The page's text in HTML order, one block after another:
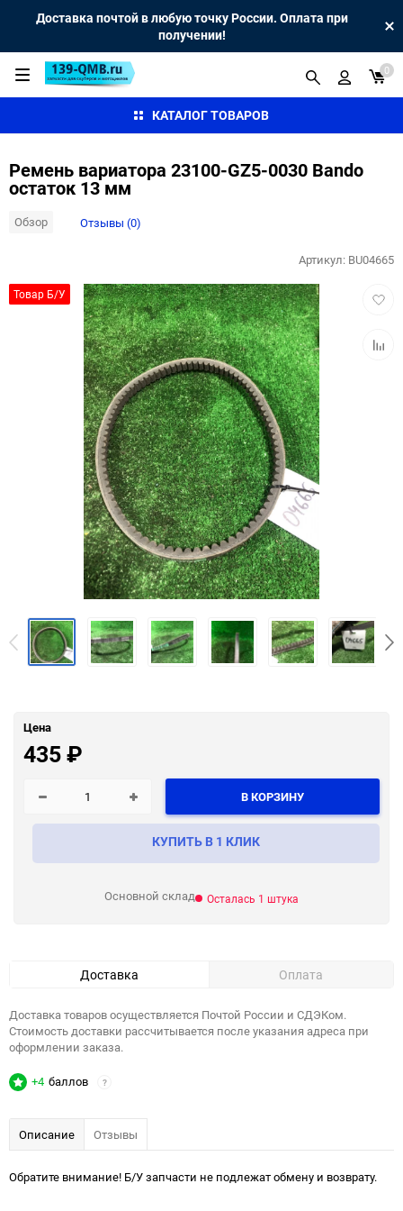
Доставка почтой в любую точку России. Оплата при
получении!
КАТАЛОГ ТОВАРОВ
0
Ремень вариатора 23100-GZ5-0030 Bando
остаток 13 мм
Обзор Отзывы (0)
Товар Б/У
Артикул: BU04665
Цена
435₽
В КОРЗИНУ
КУПИТЬ В 1 КЛИК
Основной склад Осталась 1 штука
Доставка Оплата
Доставка товаров осуществляется Почтой России и СДЭКом.
Стоимость доставки рассчитывается после указания адреса при
оформлении заказа.
+4 баллов ?
Описание Отзывы
Обратите внимание! Б/У запчасти не подлежат обмену и возврату.